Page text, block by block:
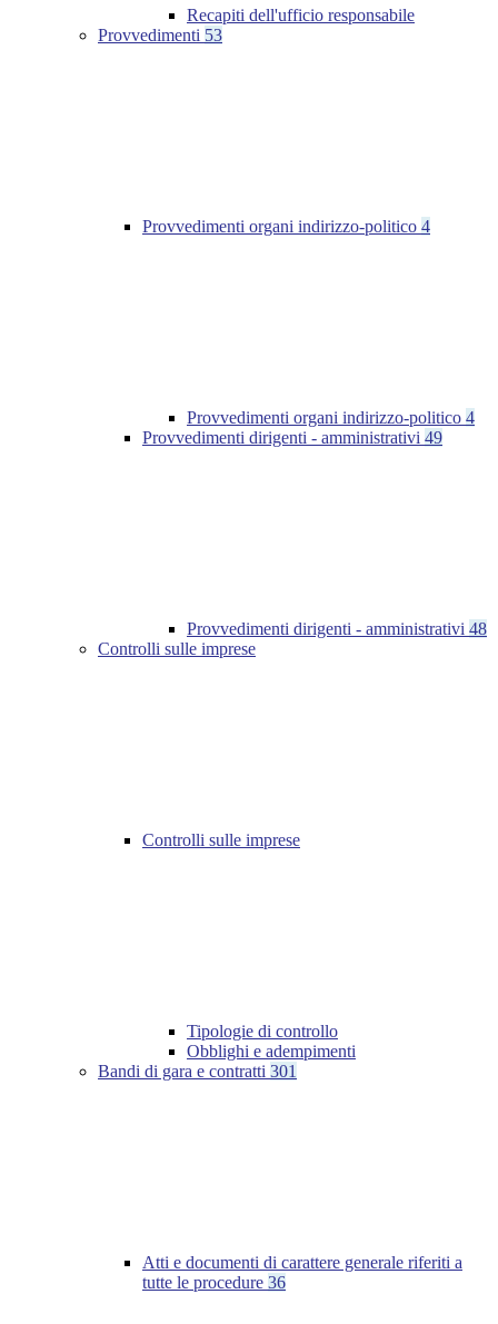
Recapiti dell'ufficio responsabile
Provvedimenti 53
Provvedimenti organi indirizzo-politico 4
Provvedimenti organi indirizzo-politico 4
Provvedimenti dirigenti - amministrativi 49
Provvedimenti dirigenti - amministrativi 48
Controlli sulle imprese
Controlli sulle imprese
Tipologie di controllo
Obblighi e adempimenti
Bandi di gara e contratti 301
Atti e documenti di carattere generale riferiti a
tutte le procedure 36